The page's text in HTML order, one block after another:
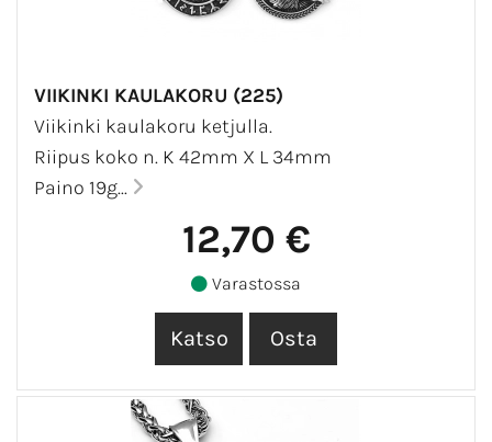
VIIKINKI KAULAKORU (225)
Viikinki kaulakoru ketjulla.
Riipus koko n. K 42mm X L 34mm
Paino 19g...
12,70 €
Varastossa